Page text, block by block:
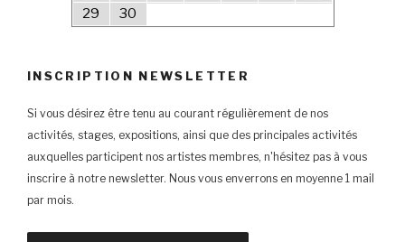
29
30
INSCRIPTION NEWSLETTER
Si vous désirez être tenu au courant régulièrement de nos
activités, stages, expositions, ainsi que des principales activités
auxquelles participent nos artistes membres, n'hésitez pas à vous
inscrire à notre newsletter. Nous vous enverrons en moyenne 1 mail
par mois.